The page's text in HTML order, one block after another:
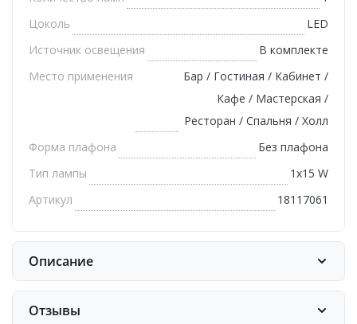
Цоколь
LED
Источник освещения
В комплекте
Место применения
Бар / Гостиная / Кабинет /
Кафе / Мастерская /
Ресторан / Спальня / Холл
Форма плафона
Без плафона
Тип лампы
1х15 W
Артикул
18117061
Описание
Отзывы